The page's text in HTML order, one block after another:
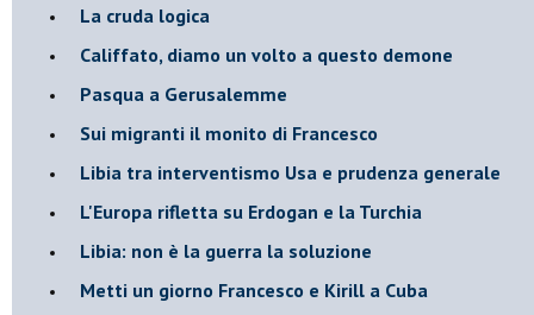
La cruda logica
Califfato, diamo un volto a questo demone
Pasqua a Gerusalemme
Sui migranti il monito di Francesco
Libia tra interventismo Usa e prudenza generale
L'Europa rifletta su Erdogan e la Turchia
Libia: non è la guerra la soluzione
Metti un giorno Francesco e Kirill a Cuba